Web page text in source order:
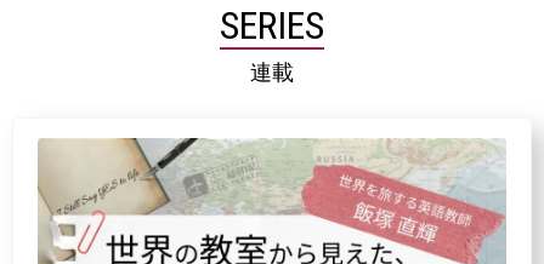
SERIES
連載